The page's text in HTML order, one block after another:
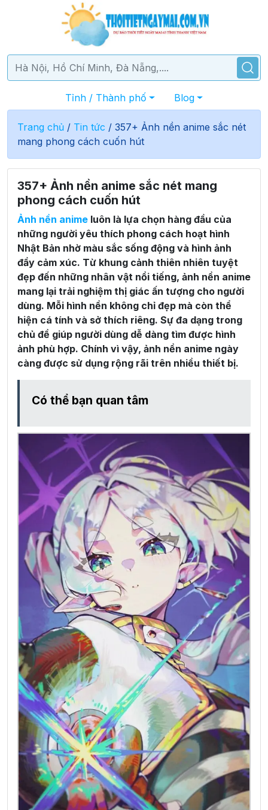
Tỉnh / Thành phố Blog
Trang chủ / Tin tức / 357+ Ảnh nền anime sắc nét
mang phong cách cuốn hút
357+ Ảnh nền anime sắc nét mang
phong cách cuốn hút
Ảnh nền anime luôn là lựa chọn hàng đầu của
những người yêu thích phong cách hoạt hình
Nhật Bản nhờ màu sắc sống động và hình ảnh
đầy cảm xúc. Từ khung cảnh thiên nhiên tuyệt
đẹp đến những nhân vật nổi tiếng, ảnh nền anime
mang lại trải nghiệm thị giác ấn tượng cho người
dùng. Mỗi hình nền không chỉ đẹp mà còn thể
hiện cá tính và sở thích riêng. Sự đa dạng trong
chủ đề giúp người dùng dễ dàng tìm được hình
ảnh phù hợp. Chính vì vậy, ảnh nền anime ngày
càng được sử dụng rộng rãi trên nhiều thiết bị.
Có thể bạn quan tâm